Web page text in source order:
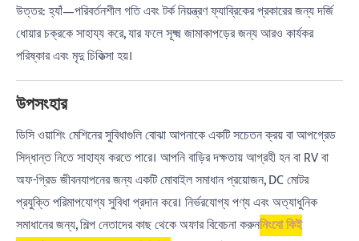
উত্তর: হ্যাঁ—পরিবর্তনশীল গতি এবং টর্ক নিয়ন্ত্রণ ফ্যাব্রিকের প্রকারের জন্য দর্জি
ধোয়ার চক্রকে সাহায্য করে, যার ফলে সূক্ষ্ম জামাকাপড়ের জন্য আরও কার্যকর
পরিষ্কার এবং মৃদু চিকিত্সা হয়।
উপসংহার
ডিসি ওয়াশিং মেশিনের সুবিধাগুলি বোঝা আপনাকে একটি সচেতন ক্রয় বা আপগ্রেড
সিদ্ধান্ত নিতে সাহায্য করতে পারে। আপনি বাড়ির দক্ষতায় আগ্রহী হন বা RV বা
অফ-গ্রিড জীবনযাপনের জন্য একটি মোবাইল সমাধান প্রয়োজন, DC মোটর
প্রযুক্তি পরিমাপযোগ্য সুবিধা প্রদান করে। নির্ভরযোগ্য পণ্য এবং অত্যাধুনিক
সমাধানের জন্য, শিল্প নেতাদের কাছ থেকে অফার বিবেচনা করুননিংবো কিই